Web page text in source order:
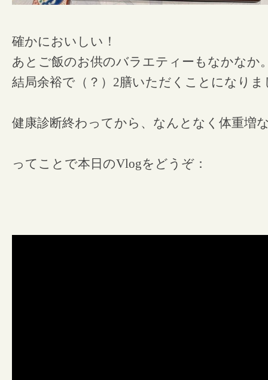
確かにおいしい！
あとご飯のお供のバラエティーもなかなか
結局余裕で（？）2膳いただくことになりま
健康診断終わってから、なんとなく体重増
ってことで本日のVlogをどうぞ：